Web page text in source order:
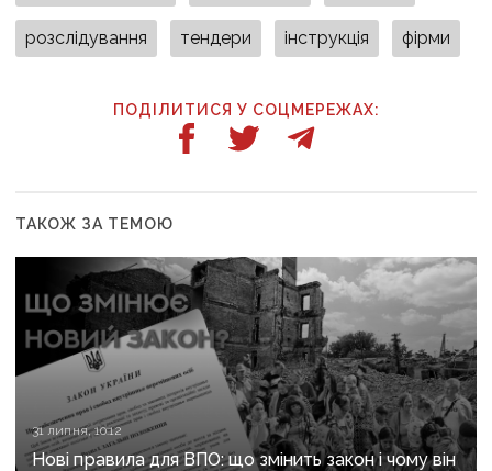
розслідування тендери інструкція фірми
ПОДІЛИТИСЯ У СОЦМЕРЕЖАХ:
ТАКОЖ ЗА ТЕМОЮ
31 липня, 10:12
Нові правила для ВПО: що змінить закон і чому він